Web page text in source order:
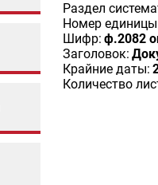
Раздел
Номер единицы
Шифр: ф.2082
Заголовок:
Крайние даты:
Количество